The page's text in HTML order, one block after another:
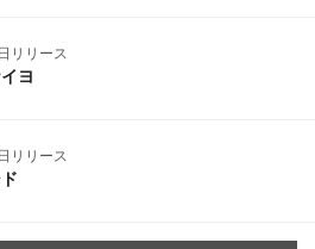
リリース
ヨ
リリース